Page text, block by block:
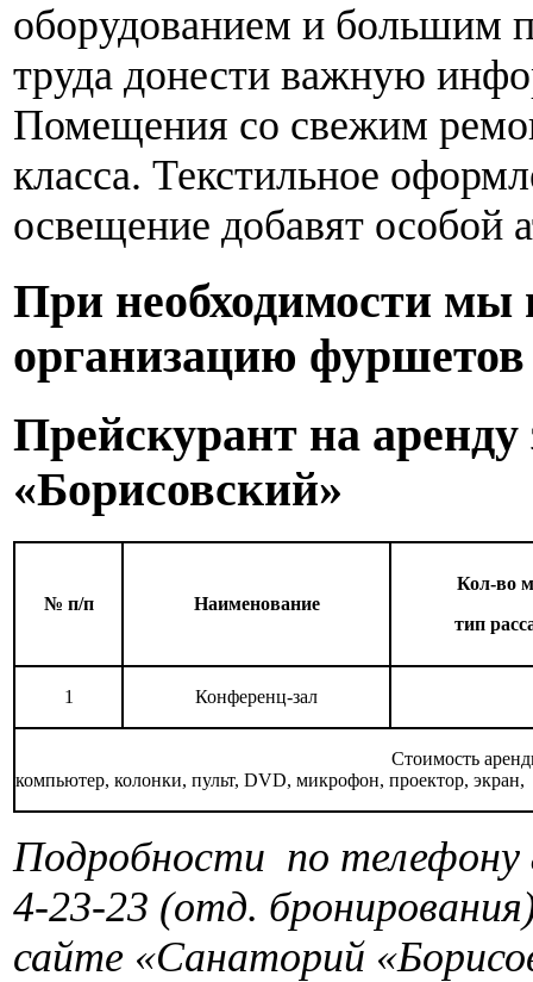
оборудованием и большим
труда донести важную
Помещения со свежим
класса. Текстильное
освещение добавят
При необходимости мы
организацию
Прейскурант на аренду
«Борисовский»
№ п/п Наименование
Кол-во
тип
1 Конференц-зал
Стоимость
компьютер, колонки, пульт, DVD, микрофон, проектор,
Подробности по
4-23-23 (отд.
сайте «Санаторий